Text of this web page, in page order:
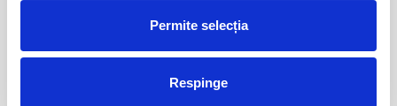
Permite selecția
Respinge
Pandantiv crisopraz
30,00 Lei
Pandantiv crisopraz
30,00 Lei